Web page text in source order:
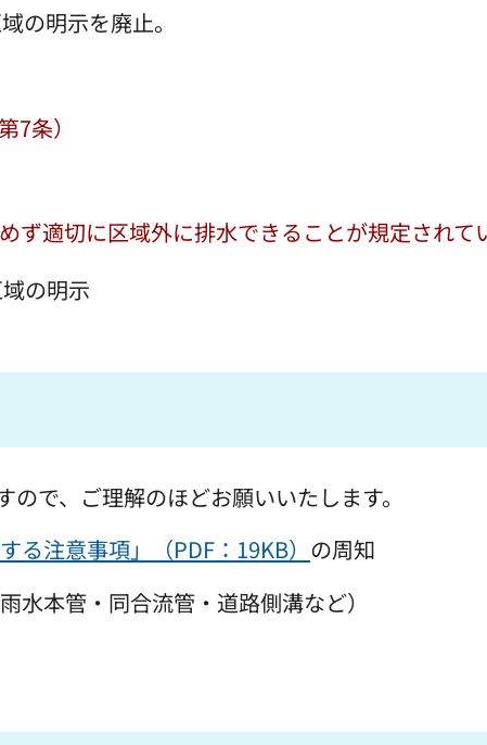
の明示を廃止。
7条）
ず適切に区域外に排水できることが規定されて
の明示
で、ご理解のほどお願いいたします。
る注意事項」（PDF：19KB） の周知
水本管・同合流管・道路側溝など）